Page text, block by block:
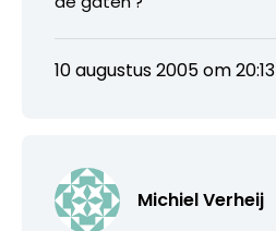
10 augustus 2005 om 20:13
Michiel Verheij